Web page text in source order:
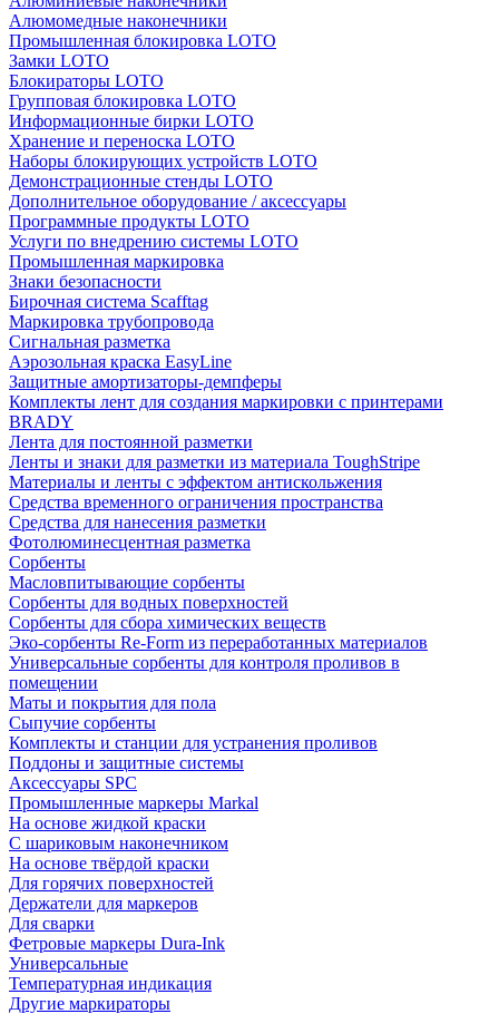
Алюмомедные наконечники
Промышленная блокировка LOTO
Замки LOTO
Блокираторы LOTO
Групповая блокировка LOTO
Информационные бирки LOTO
Хранение и переноска LOTO
Наборы блокирующих устройств LOTO
Демонстрационные стенды LOTO
Дополнительное оборудование / аксессуары
Программные продукты LOTO
Услуги по внедрению системы LOTO
Промышленная маркировка
Знаки безопасности
Бирочная система Scafftag
Маркировка трубопровода
Сигнальная разметка
Аэрозольная краска EasyLine
Защитные амортизаторы-демпферы
Комплекты лент для создания маркировки с принтерами
BRADY
Лента для постоянной разметки
Ленты и знаки для разметки из материала ToughStripe
Материалы и ленты с эффектом антискольжения
Средства временного ограничения пространства
Средства для нанесения разметки
Фотолюминесцентная разметка
Сорбенты
Масловпитывающие сорбенты
Сорбенты для водных поверхностей
Сорбенты для сбора химических веществ
Эко-сорбенты Re-Form из переработанных материалов
Универсальные сорбенты для контроля проливов в
помещении
Маты и покрытия для пола
Сыпучие сорбенты
Комплекты и станции для устранения проливов
Поддоны и защитные системы
Аксессуары SPC
Промышленные маркеры Markal
На основе жидкой краски
С шариковым наконечником
На основе твёрдой краски
Для горячих поверхностей
Держатели для маркеров
Для сварки
Фетровые маркеры Dura-Ink
Универсальные
Температурная индикация
Другие маркираторы